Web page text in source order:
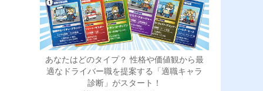
あなたはどのタイプ？ 性格や価値観から最
適なドライバー職を提案する「適職キャラ
診断」がスタート！